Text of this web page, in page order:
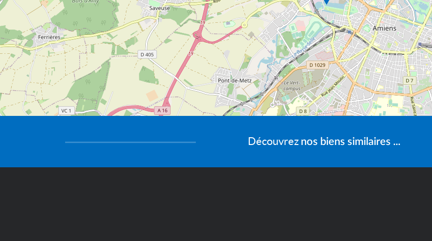
Découvrez nos biens similaires ...